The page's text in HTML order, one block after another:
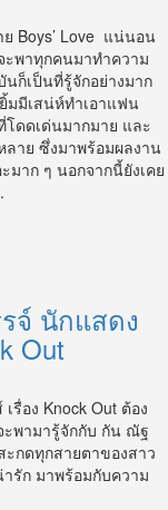
Boys’ Love แน่นอน
พาทุกคนมาทำความ
ก็เป็นที่รู้จักอย่างมาก
มมีเสน่ห์ทำเอาแฟน
โดดเด่นมากมาย และ
าย ซึ่งมาพร้อมผลงาน
มาก ๆ นอกจากนี้ยังเคย
จ์ นักแสดง
Out
อง Knock Out ต้อง
ะพามารู้จักกับ กัน ณัฐ
กดทุกสายตาของสาว
รัก มาพร้อมกับความ